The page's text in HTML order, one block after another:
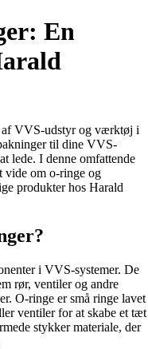
En
af VVS-udstyr og værktøj i
til dine VVS-
lede. I denne omfattende
vide om o-ringe og
produkter hos Harald
i VVS-systemer. De
rør, ventiler og andre
O-ringe er små ringe lavet
ventiler for at skabe et tæt
stykker materiale, der